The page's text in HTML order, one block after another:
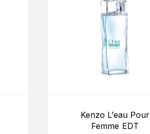
Kenzo L’eau Pour
Femme EDT